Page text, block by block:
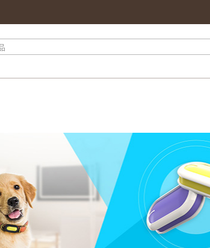
產品總計$ 0.00
總計$ 0.00
繼續購物
前往結算